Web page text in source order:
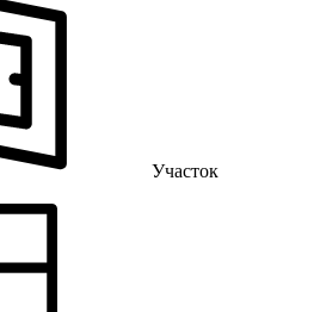
Участок